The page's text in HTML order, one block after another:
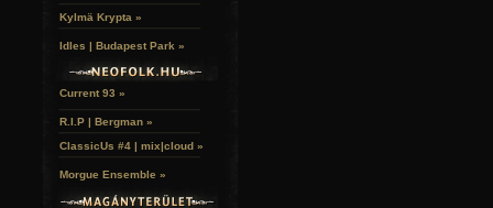
Kylmä Krypta »
Idles | Budapest Park »
Current 93 »
R.I.P | Bergman »
ClassicUs #4 | mix|cloud »
Morgue Ensemble »